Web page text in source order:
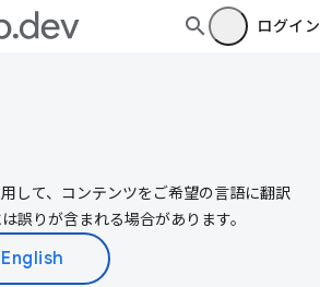
ログイン
して、コンテンツをご希望の言語に翻訳
誤りが含まれる場合があります。